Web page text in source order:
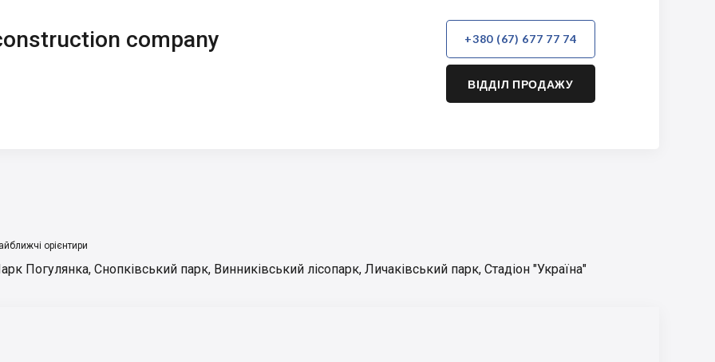
company +380 (67) 677 77 74
ВІДДІЛ ПРОДАЖУ
орієнтири
Погулянка, Снопківський парк, Винниківський лісопарк, Личаківський парк, Стадіон "Україна"